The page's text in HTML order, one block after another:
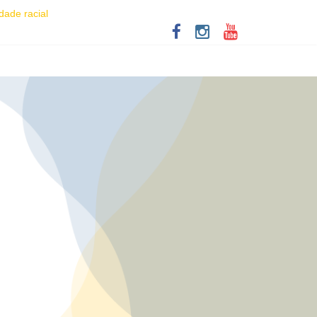
racial
as aventuras de um casal na terceira idade